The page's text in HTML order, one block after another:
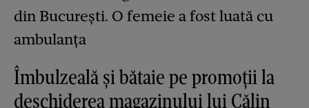
Îmbulzeală și bătaie pe promoții la
deschiderea magazinului lui Călin